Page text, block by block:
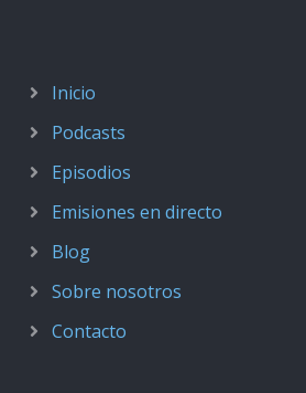
Inicio
Podcasts
Episodios
Emisiones en directo
Blog
Sobre nosotros
Contacto